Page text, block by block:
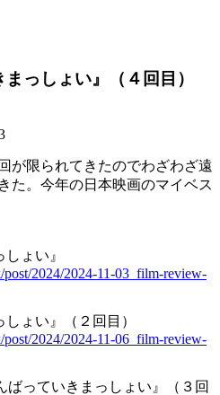
っしょい』（４回目）
が限られてきたのでわざわざ遠
た。今年の日本映画のマイベス
ょい』
post/2024/2024-11-03_film-review-
ょい』（２回目）
post/2024/2024-11-06_film-review-
ばっていきまっしょい』（３回